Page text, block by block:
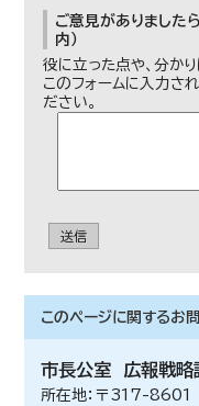
ご意見がありました
内）
役に立った点や、分か
このフォームに入力さ
ださい。
送信
このページに関するお
市長公室 広報戦略
所在地：〒317-